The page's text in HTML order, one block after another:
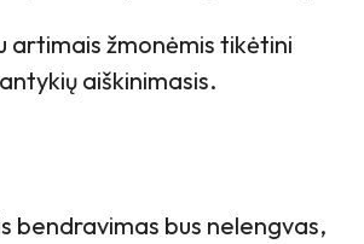
artimais žmonėmis tikėtini
aiškinimasis.
bendravimas bus nelengvas,